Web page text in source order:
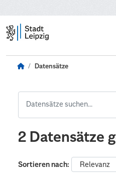
Datensätze
2 Datensätze
Sortieren nach